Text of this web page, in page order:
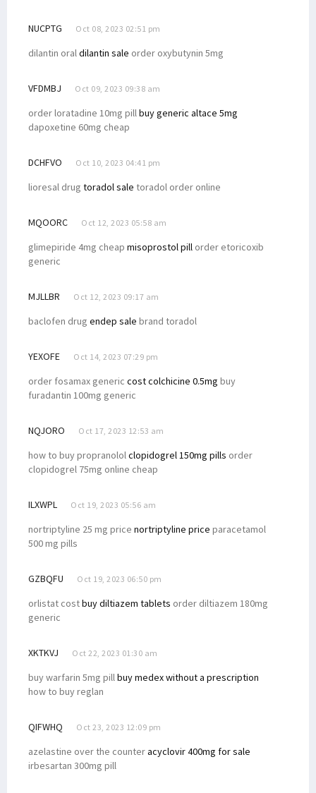
NUCPTG Oct 08, 2023 02:51 pm
dilantin oraldilantin sale order oxybutynin 5mg
VFDMBJ Oct 09, 2023 09:38 am
order loratadine 10mg pillbuy generic altace 5mg
dapoxetine 60mg cheap
DCHFVO Oct 10, 2023 04:41 pm
lioresal drug toradol sale toradol order online
MQOORC Oct 12, 2023 05:58 am
glimepiride 4mg cheap misoprostol pill order etoricoxib
generic
MJLLBR Oct 12, 2023 09:17 am
baclofen drug endep sale brand toradol
YEXOFE Oct 14, 2023 07:29 pm
order fosamax generic cost colchicine 0.5mg buy
furadantin 100mg generic
NQJORO Oct 17, 2023 12:53 am
how to buy propranololclopidogrel 150mg pills order
clopidogrel 75mg online cheap
ILXWPL Oct 19, 2023 05:56 am
nortriptyline 25 mg price nortriptyline price paracetamol
500 mg pills
GZBQFU Oct 19, 2023 06:50 pm
orlistat costbuy diltiazem tablets order diltiazem 180mg
generic
XKTKVJ Oct 22, 2023 01:30 am
buy warfarin 5mg pillbuy medex without a prescription
how to buy reglan
QIFWHQ Oct 23, 2023 12:09 pm
azelastine over the counteracyclovir 400mg for sale
irbesartan 300mg pill